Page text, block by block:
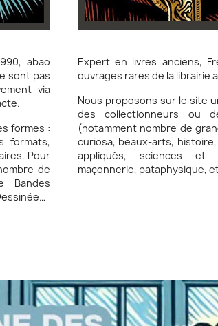
abao
sont pas
via
formes :
formats,
Pour
de
Bandes
Expert en livres anciens,
ouvrages rares de la librairie
Nous proposons sur le site
des collectionneurs ou
(notamment nombre de
curiosa, beaux-arts,
appliqués, sciences et
maçonnerie, pataphysique,